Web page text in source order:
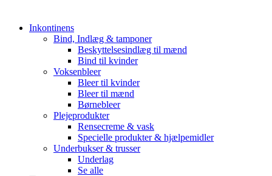
Inkontinens
Bind, Indlæg & tamponer
Beskyttelsesindlæg til mænd
Bind til kvinder
Voksenbleer
Bleer til kvinder
Bleer til mænd
Børnebleer
Plejeprodukter
Rensecreme & vask
Specielle produkter & hjælpemidler
Underbukser & trusser
Underlag
Se alle